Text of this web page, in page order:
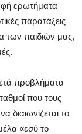
ερωτήματα
παρατάξεις
των παιδιών μας,
προβλήματα
που τους
διαιωνίζεται το
«εσύ το